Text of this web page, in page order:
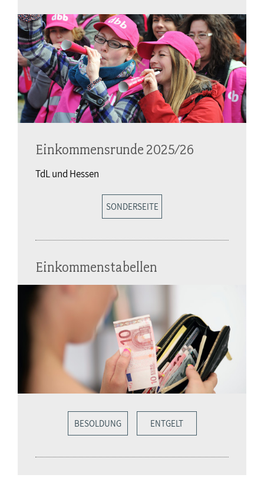
Einkommensrunde 2025/26
TdL und Hessen
SONDERSEITE
Einkommenstabellen
BESOLDUNG ENTGELT